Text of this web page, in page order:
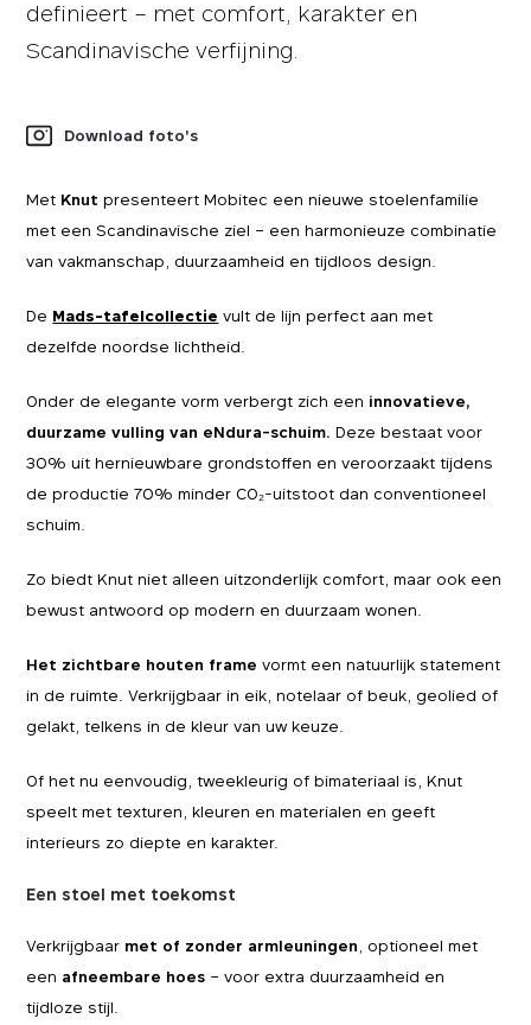
definieert – met comfort, karakter en
Scandinavische verfijning.
Download foto's
Met Knut presenteert Mobitec een nieuwe stoelenfamilie
met een Scandinavische ziel – een harmonieuze combinatie
van vakmanschap, duurzaamheid en tijdloos design.
De Mads-tafelcollectie vult de lijn perfect aan met
dezelfde noordse lichtheid.
Onder de elegante vorm verbergt zich een innovatieve,
duurzame vulling van eNdura-schuim. Deze bestaat voor
30% uit hernieuwbare grondstoffen en veroorzaakt tijdens
de productie 70% minder CO₂-uitstoot dan conventioneel
schuim.
Zo biedt Knut niet alleen uitzonderlijk comfort, maar ook een
bewust antwoord op modern en duurzaam wonen.
Het zichtbare houten frame vormt een natuurlijk statement
in de ruimte. Verkrijgbaar in eik, notelaar of beuk, geolied of
gelakt, telkens in de kleur van uw keuze.
Of het nu eenvoudig, tweekleurig of bimateriaal is, Knut
speelt met texturen, kleuren en materialen en geeft
interieurs zo diepte en karakter.
Een stoel met toekomst
Verkrijgbaar met of zonder armleuningen , optioneel met
een afneembare hoes – voor extra duurzaamheid en
tijdloze stijl.